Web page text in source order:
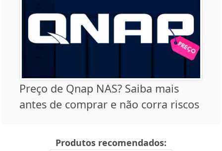
Preço de Qnap NAS? Saiba mais
antes de comprar e não corra riscos
Produtos recomendados: